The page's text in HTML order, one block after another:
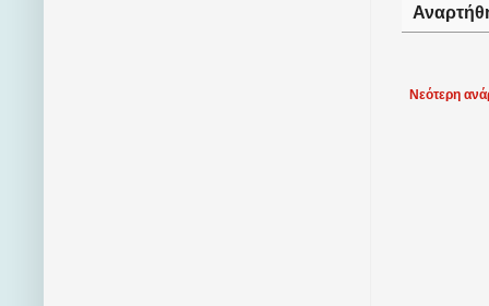
Νεότερη